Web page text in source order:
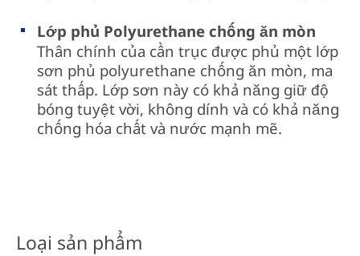
Lớp phủ Polyurethane chống ăn mòn
Thân chính của cần trục được phủ một lớp
sơn phủ polyurethane chống ăn mòn, ma
sát thấp. Lớp sơn này có khả năng giữ độ
bóng tuyệt vời, không dính và có khả năng
chống hóa chất và nước mạnh mẽ.
Loại sản phẩm